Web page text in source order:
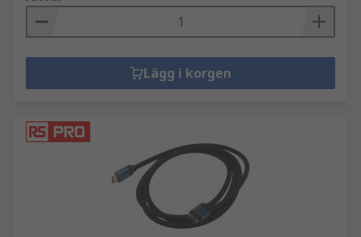
Lägg i korgen